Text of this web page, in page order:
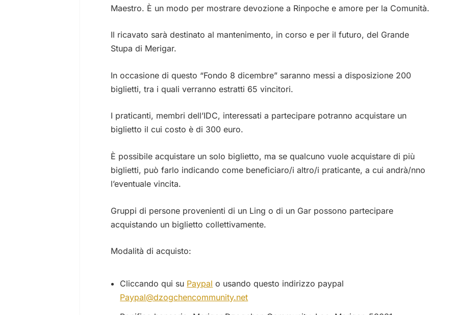
Maestro. È un modo per mostrare devozione a Rinpoche e amore per la Comunità.
Il ricavato sarà destinato al mantenimento, in corso e per il futuro, del Grande
Stupa di Merigar.
In occasione di questo “Fondo 8 dicembre” saranno messi a disposizione 200
biglietti, tra i quali verranno estratti 65 vincitori.
I praticanti, membri dell’IDC, interessati a partecipare potranno acquistare un
biglietto il cui costo è di 300 euro.
È possibile acquistare un solo biglietto, ma se qualcuno vuole acquistare di più
biglietti, può farlo indicando come beneficiaro/i altro/i praticante, a cui andrà/nno
l’eventuale vincita.
Gruppi di persone provenienti di un Ling o di un Gar possono partecipare
acquistando un biglietto collettivamente.
Modalità di acquisto:
Cliccando qui su Paypal o usando questo indirizzo paypal
Paypal@dzogchencommunity.net